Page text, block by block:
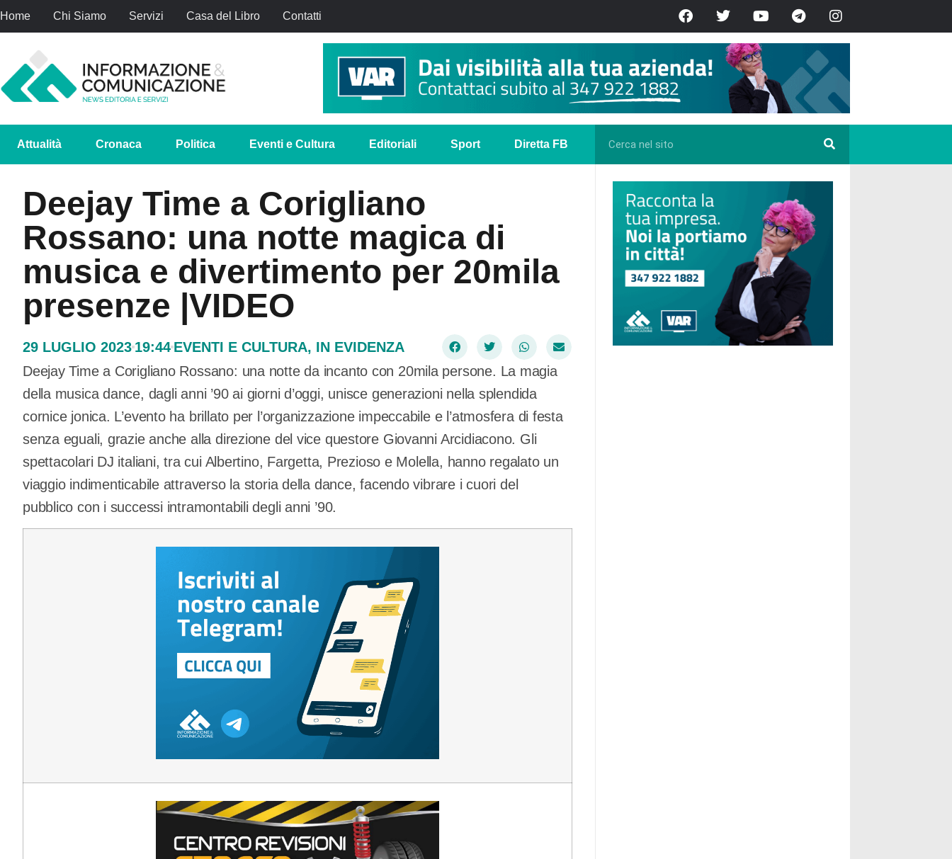
Home Chi Siamo Servizi Casa del Libro Contatti
Attualità Cronaca Politica Eventi e Cultura Editoriali Sport Diretta FB
Deejay Time a Corigliano
Rossano: una notte magica di
musica e divertimento per 20mila
presenze |VIDEO
29 LUGLIO 2023 19:44 EVENTI E CULTURA, IN EVIDENZA
Deejay Time a Corigliano Rossano: una notte da incanto con 20mila persone. La magia
della musica dance, dagli anni ’90 ai giorni d’oggi, unisce generazioni nella splendida
cornice jonica. L’evento ha brillato per l’organizzazione impeccabile e l’atmosfera di festa
senza eguali, grazie anche alla direzione del vice questore Giovanni Arcidiacono. Gli
spettacolari DJ italiani, tra cui Albertino, Fargetta, Prezioso e Molella, hanno regalato un
viaggio indimenticabile attraverso la storia della dance, facendo vibrare i cuori del
pubblico con i successi intramontabili degli anni ’90.